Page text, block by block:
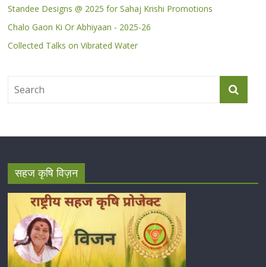
Standee Designs @ 2025 for Sahaj Krishi Promotions
Chalo Gaon Ki Or Abhiyaan - 2025-26
Collected Talks on Vibrated Water
सहज कृषि विज़न